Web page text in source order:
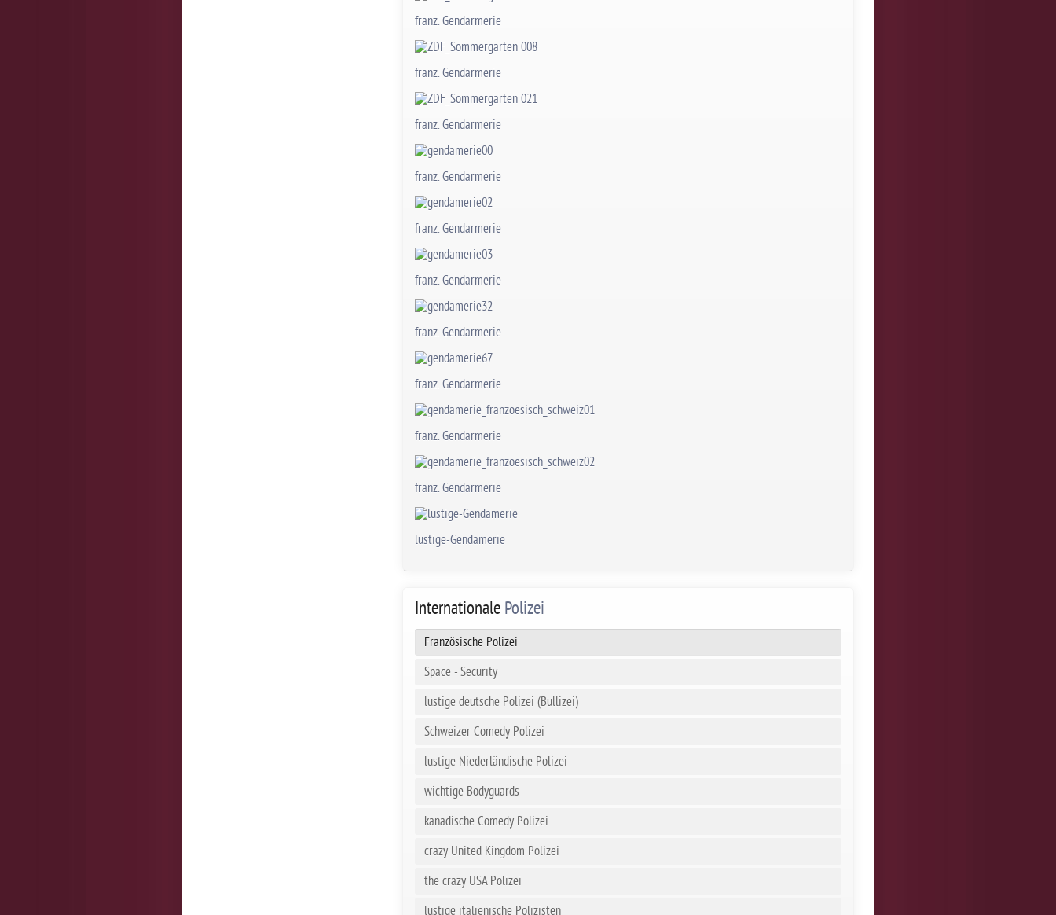
franz. Gendarmerie
franz. Gendarmerie
franz. Gendarmerie
franz. Gendarmerie
franz. Gendarmerie
franz. Gendarmerie
franz. Gendarmerie
franz. Gendarmerie
franz. Gendarmerie
franz. Gendarmerie
lustige-Gendamerie
Internationale Polizei
Französische Polizei
Space - Security
lustige deutsche Polizei (Bullizei)
Schweizer Comedy Polizei
lustige Niederländische Polizei
wichtige Bodyguards
kanadische Comedy Polizei
crazy United Kingdom Polizei
the crazy USA Polizei
lustige italienische Polizisten